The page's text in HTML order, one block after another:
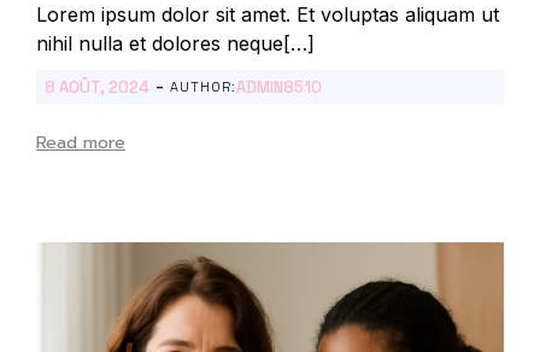
Lorem ipsum dolor sit amet. Et voluptas aliquam ut
nihil nulla et dolores neque[…]
8 AOÛT, 2024 - AUTHOR:ADMIN8510
Read more